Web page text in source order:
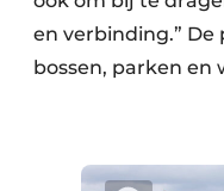
en verbinding.” De
bossen, parken en